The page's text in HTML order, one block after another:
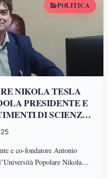
POLITICA
NIKOLA TESLA
PRESIDENTE E
DI SCIENZE
SCIENZE
SCIENZE UMANE,
e co-fondatore Antonio
Popolare Nikola